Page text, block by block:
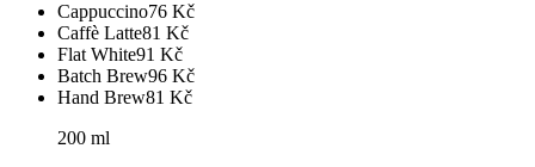
Cappuccino76 Kč
Caffè Latte81 Kč
Flat White91 Kč
Batch Brew96 Kč
Hand Brew81 Kč
200 ml